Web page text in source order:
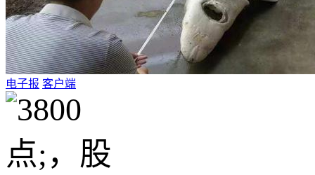
电子报 客户端